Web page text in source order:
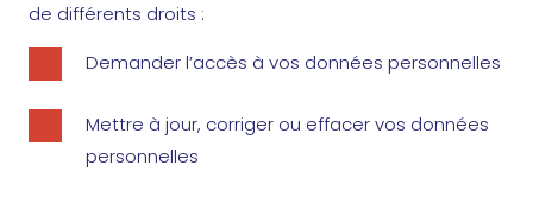
de différents droits :
Demander l’accès à vos données personnelles
Mettre à jour, corriger ou effacer vos données
personnelles